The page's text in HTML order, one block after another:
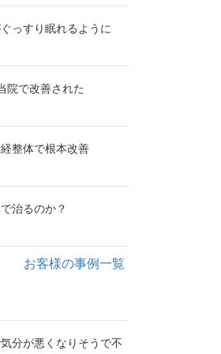
っすり眠れるように
院で改善された
整体で根本改善
治るのか？
お客様の事例一覧
分が悪くなりそうで不